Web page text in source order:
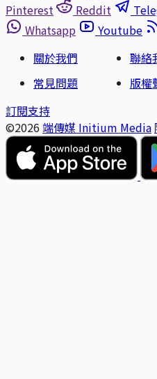
Pinterest
Reddit
Whatsapp
Youtube
關於我們
聯絡
常見問題
版權
訂閱支持
©2026 端傳媒 Initium Media